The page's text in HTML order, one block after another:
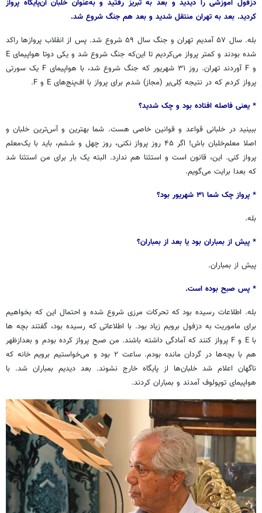
دزفول آموزشی را دیدید و بعد به تبریز رفتید و به‌عنوان خلبان آن‌پایگاه پرواز
کردید. بعد به تهران منتقل شدید و بعد هم جنگ شروع شد.
بله. سال ۵۷ آمدیم تهران و جنگ سال ۵۹ شروع شد. پس از انقلاب پروازها راکد
شده بودند و کمتر پرواز می‌کردیم تا این‌که جنگ شروع شد و یکی دوتا هواپیمای E
و F آوردند تهران. روز ۳۱ شهریور که جنگ شروع شد، با هواپیمای F یک سورتی
پرواز کردم که در نتیجه کِلی‌یر (مجاز) شدم برای پرواز با اف‌پنج‌های E و F.
* یعنی فاصله افتاده بود و چک شدید؟
ببینید در خلبانی قواعد و قوانین خاصی هست. شما بهترین و آس‌ترین خلبان و
اصلا معلم‌خلبان باش! اگر ۴۵ روز پرواز نکنی، روز چهل و ششم، باید با یک‌معلم
پرواز کنی. این‌، قانون است و استثنا هم ندارد. البته یک بار برای من استثنا شد
که بعدا برایت می‌گویم.
* پرواز چک شما ۳۱ شهریور بود؟
بله.
* پیش از بمباران بود یا بعد از بمباران؟
پیش از بمباران.
* پس صبح بوده است.
بله. اطلاعات رسیده بود که تحرکات مرزی شروع شده و احتمال این که بخواهیم
برای ماموریت به دزفول برویم زیاد بود. با اطلاعاتی که رسیده بود، گفتند بچه ها
با E و F پرواز کنند که آمادگی داشته باشند. من صبح پرواز کرده بودم و بعدازظهر
هم با بچه‌ها در گردان مانده بودم. ساعت ۲ بود و می‌خواستیم برویم خانه که
ناگهان اعلام شد خلبان‌ها از پایگاه خارج نشوند. بعد دیدیم بمباران شد. با
هواپیمای توپولوف آمدند و بمباران کردند.